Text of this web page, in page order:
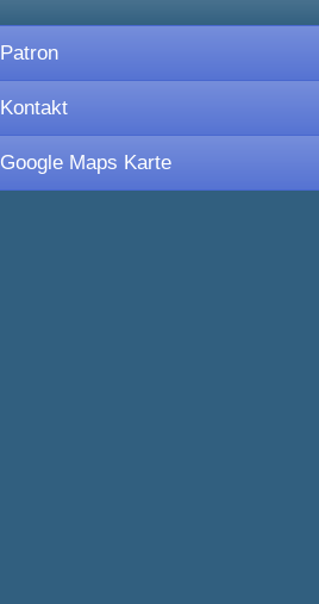
Patron
Kontakt
Google Maps Karte